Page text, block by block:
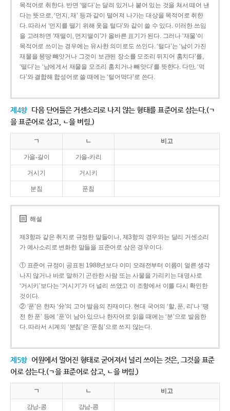
목적어로 취한다. 반면 ‘떨다’는 달려 있거나 붙어 있는 것을 쳐서 떼어 낸
다는 뜻으로, ‘먼지, 재’ 등과 같이 떨어져 나가는 대상을 목적어로 취한
다. 따라서 ‘먼지를 떨기 위해 옷을 털다’와 같이 쓸 수 있다. 이러한 쓰임
을 고려하면 ‘재떨이, 먼지떨이’가 올바른 표기가 된다. 그러나 ‘재물’이
목적어로 쓰이는 경우에는 유사한 의미로도 쓰인다. ‘털다’는 ‘남이 가진
재물을 몽땅 빼앗거나 그것이 보관된 장소를 모조리 뒤지어 훔치다’를,
‘떨다’는 ‘남에게서 재물을 모조리 훔치거나 빼앗다’를 뜻한다. 다만, ‘먹
다’와 결합해 합성어로 쓸 때에는 ‘털어먹다’로 쓴다.
제4항 다음 단어들은 거센소리로 나지 않는 형태를 표준어로 삼는다.(ㄱ
을 표준어로 삼고, ㄴ을 버림.)
ㄱ ㄴ 비고
가을-갈이 가을-카리
거시기 거시키
분침 푼침
해설
제3항과 같은 취지로 규정한 말들이나, 제3항의 경우와는 달리 거센소리
가 예사소리로 변화한 말들을 표준어로 삼은 경우이다.
① 표준어 규정이 공표된 1988년보다 이미 오래전부터 이름이 얼른 생각
나지 않거나 바로 말하기 곤란한 사람 또는 사물을 가리키는 대명사로
‘거시키’보다는 ‘거시기’가 더 널리 쓰였고 이 조항에서 이를 다시 확인한
것이다.
② ‘푼’은 한자 ‘分’의 고어 발음의 잔재이다. 현대 국어의 ‘할, 푼, 리’나 ‘땡
전 한 푼’ 등에 ‘푼’이 남아 있으나 한자어로 읽을 때에는 ‘분’으로 발음한
다. 따라서 시계의 ‘분침’은 ‘푼침’으로 쓰지 않는다.
제5항 어원에서 멀어진 형태로 굳어져서 널리 쓰이는 것은, 그것을 표준
어로 삼는다.(ㄱ을 표준어로 삼고, ㄴ을 버림.)
ㄱ ㄴ 비고
강낭-콩 강남-콩